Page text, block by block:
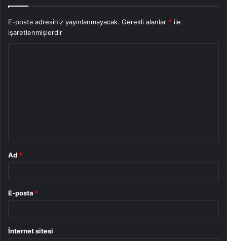
E-posta adresiniz yayınlanmayacak. Gerekli alanlar * ile
işaretlenmişlerdir
Ad *
E-posta *
İnternet sitesi